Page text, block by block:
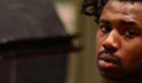
AFROBEAT
BRITPOP BRIT
CONTEMPORAIN